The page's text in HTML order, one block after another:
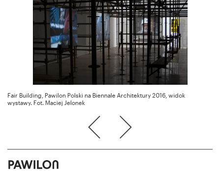
Fair Building, Pawilon Polski na Biennale Architektury 2016, widok
wystawy. Fot. Maciej Jelonek